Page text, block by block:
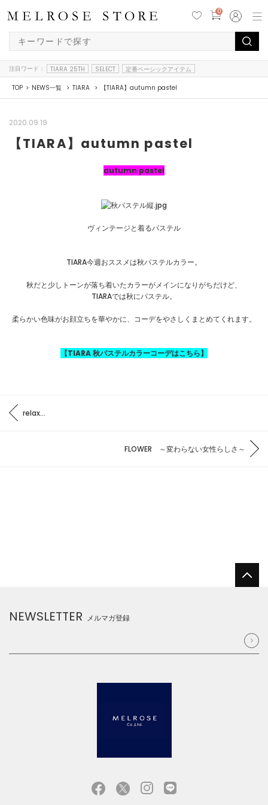
0
注目ワード： TIARA 25TH SELECT 定番ベーシックアイテム
TOP NEWS一覧 TIARA 【TIARA】autumn pastel
2020.09.19
【TIARA】autumn pastel
autumn pastel
ヴィンテージと着るパステル
TIARA今週おススメは秋パステルカラー。
秋だと少しトーンが落ち着いたカラーがメインになりがちだけど、
TIARAでは秋にパステル。
柔らかい色味がお顔立ちを華やかに、コーデをやさしくまとめてくれます。
【TIARA 秋パステルカラーコーデはこちら】
relax...
FLOWER ～変わらない女性らしさ～
NEWSLETTER メルマガ登録